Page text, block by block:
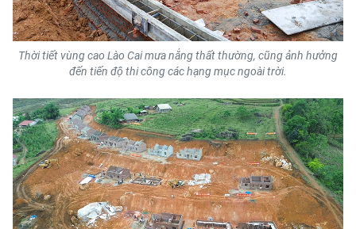
Thời tiết vùng cao Lào Cai mưa nắng thất thường, cũng ảnh hưởng
đến tiến độ thi công các hạng mục ngoài trời.